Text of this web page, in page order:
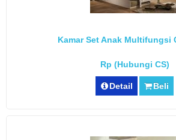
Kamar Set Anak Multifungsi
Rp (Hubungi CS)
Detail Beli